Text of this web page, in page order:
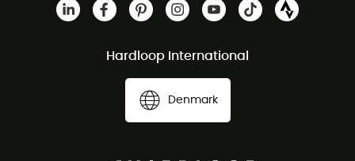
Hardloop International
Denmark